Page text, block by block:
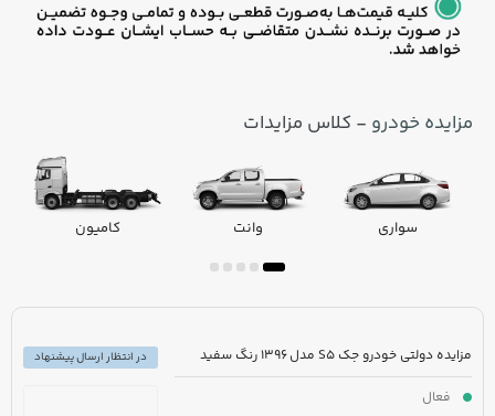
مزایده خودرو - کلاس مزایدات
سواری وانت کامیون
مزایده دولتی خودرو جک S5 مدل 1396 رنگ سفید
فعال
در انتظار ارسال پیشنهاد